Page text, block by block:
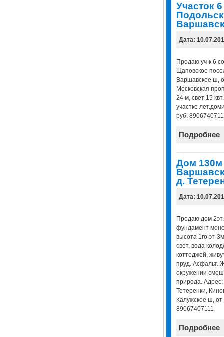
Участок
Дата:
Продаю уч-к 6
Щаповское
Варшавское ш,
Московская
24 м, свет 15
участке
руб.
Подробнее
Дом 130м
д.
Дата:
Продаю дом
фундамент
высота 1го эт-
свет, вода
коттеджей,
пруд. Асфальт.
окружении
природа. Адрес:
Тетеренки,
Калужское ш,
89067407111
Подробнее